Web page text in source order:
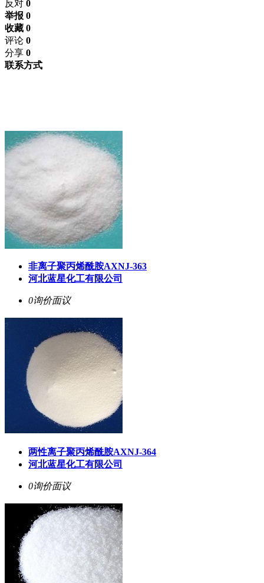
反对 0
举报 0
收藏 0
评论 0
分享 0
联系方式
非离子聚丙烯酰胺AXNJ-363
河北蓝星化工有限公司
0询价面议
两性离子聚丙烯酰胺AXNJ-364
河北蓝星化工有限公司
0询价面议